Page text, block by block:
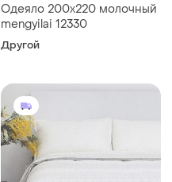
Одеяло 200х220 молочный
mengyilai 12330
Другой